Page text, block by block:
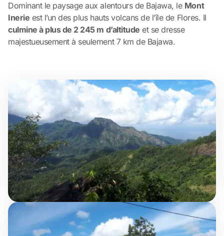
Dominant le paysage aux alentours de Bajawa, le Mont
Inerie est l’un des plus hauts volcans de l’île de Flores. Il
culmine à plus de 2 245 m d’altitude et se dresse
majestueusement à seulement 7 km de Bajawa.